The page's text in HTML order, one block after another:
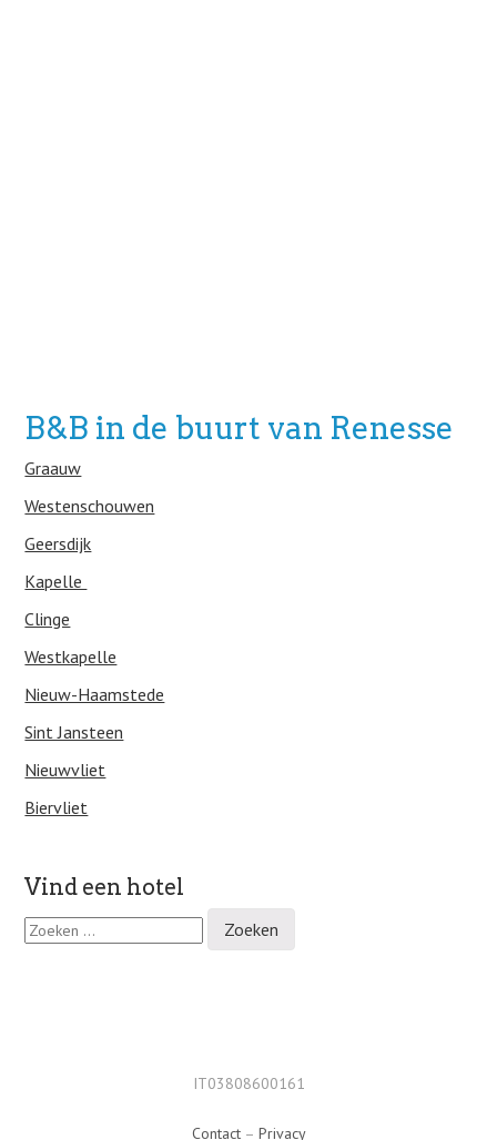
B&B in de buurt van Renesse
Graauw
Westenschouwen
Geersdijk
Kapelle
Clinge
Westkapelle
Nieuw-Haamstede
Sint Jansteen
Nieuwvliet
Biervliet
Vind een hotel
Z
o
IT03808600161
Contact– Privacy